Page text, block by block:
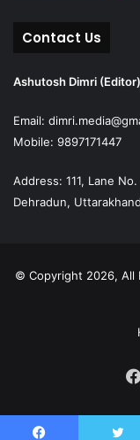
Contact Us
Ashutosh Dimri (Editor)
Email:
Mobile: 9897171447
Address: 111, Lane
Dehradun, Uttarakhand
© Copyright 2026, All